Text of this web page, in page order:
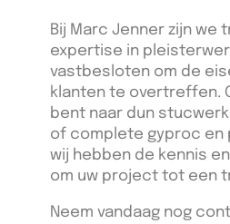
Bij Marc Jenner zijn we
expertise in
vastbesloten om de
klanten te overtreffen.
bent naar dun
of complete gyproc en
wij hebben de kennis
om uw project tot een
Neem vandaag nog